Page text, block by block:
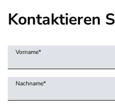
Kontaktieren
Vorname*
Nachname*